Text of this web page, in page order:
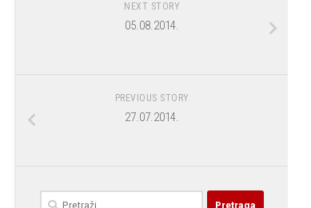
NEXT STORY
05.08.2014.
PREVIOUS STORY
27.07.2014.
Pretraga: